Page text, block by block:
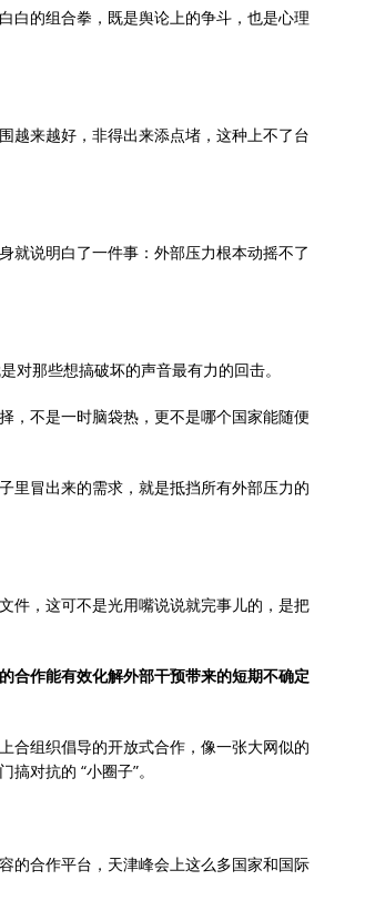
白的组合拳，既是舆论上的争斗，也是心理
越来越好，非得出来添点堵，这种上不了台
就说明白了一件事：外部压力根本动摇不了
对那些想搞破坏的声音最有力的回击。
，不是一时脑袋热，更不是哪个国家能随便
里冒出来的需求，就是抵挡所有外部压力的
件，这可不是光用嘴说说就完事儿的，是把
合作能有效化解外部干预带来的短期不确定
合组织倡导的开放式合作，像一张大网似的
对抗的 “小圈子”。
的合作平台，天津峰会上这么多国家和国际